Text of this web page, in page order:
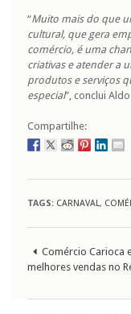
“Muito mais do que
cultural, que gera
comércio, é uma
criativas e atender a
produtos e serviços
especial”, conclui
Compartilhe:
TAGS: CARNAVAL,
Comércio Carioca
melhores vendas no